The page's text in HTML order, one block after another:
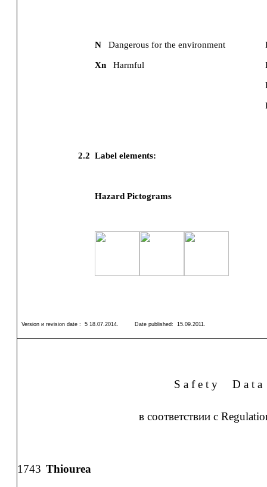
N Dangerous for the environment
Xn Harmful
2.2 Label elements:
Hazard Pictograms
Version и revision date : 5 18.07.2014. Date published: 15.09.2011.
S a f e t y D a t a
в соответствии с
1743 Thiourea